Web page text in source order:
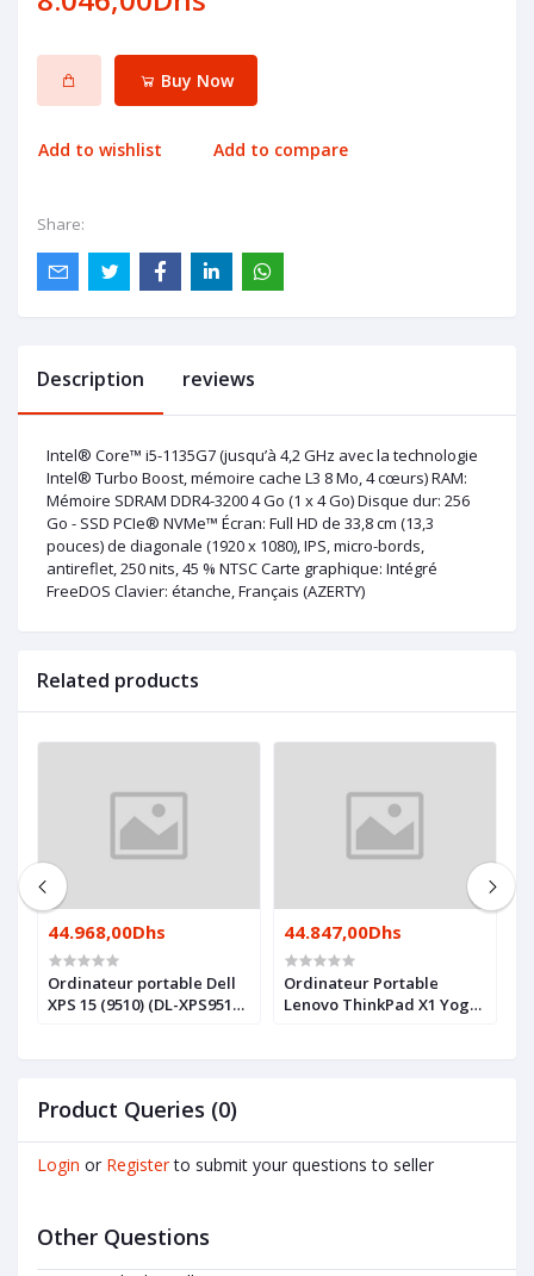
Buy Now
Add to wishlist Add to compare
Share:
Description reviews
Intel® Core™ i5-1135G7 (jusqu’à 4,2 GHz avec la technologie
Intel® Turbo Boost, mémoire cache L3 8 Mo, 4 cœurs) RAM:
Mémoire SDRAM DDR4-3200 4 Go (1 x 4 Go) Disque dur: 256
Go - SSD PCIe® NVMe™ Écran: Full HD de 33,8 cm (13,3
pouces) de diagonale (1920 x 1080), IPS, micro-bords,
antireflet, 250 nits, 45 % NTSC Carte graphique: Intégré
FreeDOS Clavier: étanche, Français (AZERTY)
Related products
44.968,00Dhs
Ordinateur portable Dell
XPS 15 (9510) (DL-XPS9510-
44.847,00Dhs
Ordinateur Portable
Lenovo ThinkPad X1 Yoga
Product Queries (0)
Login or Register to submit your questions to seller
Other Questions